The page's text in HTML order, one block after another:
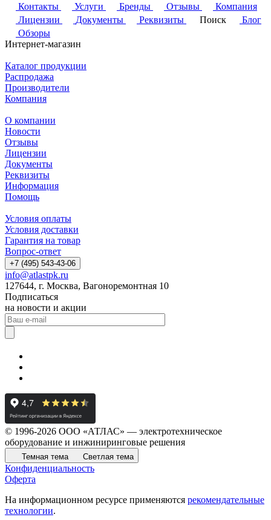
Контакты
Услуги Бренды Отзывы
Компания
Лицензии
Документы Реквизиты Поиск
Блог
Обзоры
Интернет-магазин
Каталог продукции
Распродажа
Производители
Компания
О компании
Новости
Отзывы
Лицензии
Документы
Реквизиты
Информация
Помощь
Условия оплаты
Условия доставки
Гарантия на товар
Вопрос-ответ
+7 (495) 543-43-06
info@atlastpk.ru
127644, г. Москва, Вагоноремонтная 10
Подписаться
на новости и акции
© 1996-2026 ООО «АТЛАС» — электротехническое
оборудование и инжиниринговые решения
Темная тема Светлая тема
Конфиденциальность
Оферта
На информационном ресурсе применяются рекомендательные
технологии.